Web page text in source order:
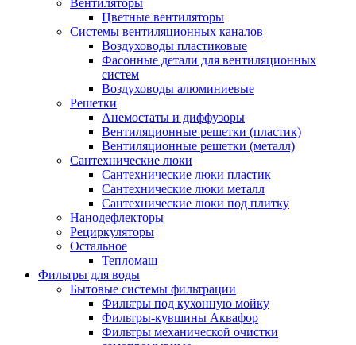
Вентиляторы
Цветные вентиляторы
Системы вентиляционных каналов
Воздуховоды пластиковые
Фасонные детали для вентиляционных
систем
Воздуховоды алюминиевые
Решетки
Анемостаты и диффузоры
Вентиляционные решетки (пластик)
Вентиляционные решетки (металл)
Сантехнические люки
Сантехнические люки пластик
Сантехнические люки металл
Сантехнические люки под плитку
Нанодефлекторы
Рециркуляторы
Остальное
Тепломаш
Фильтры для воды
Бытовые системы фильтрации
Фильтры под кухонную мойку
Фильтры-кувшины Аквафор
Фильтры механической очистки